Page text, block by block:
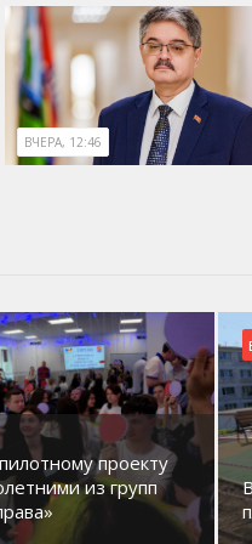
ВЧЕРА, 12:46
новых детских